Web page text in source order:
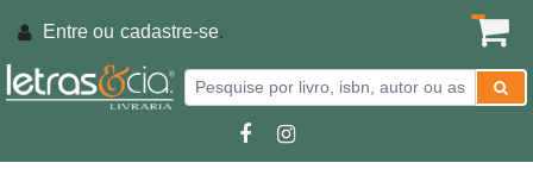
Entre ou cadastre-se.